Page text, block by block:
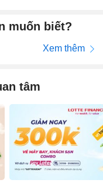
muốn biết?
Xem thêm
tâm